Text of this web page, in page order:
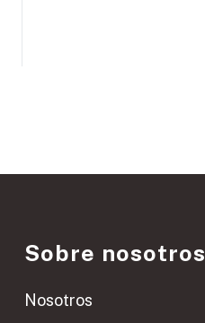
Sobre nosotros
Nosotros